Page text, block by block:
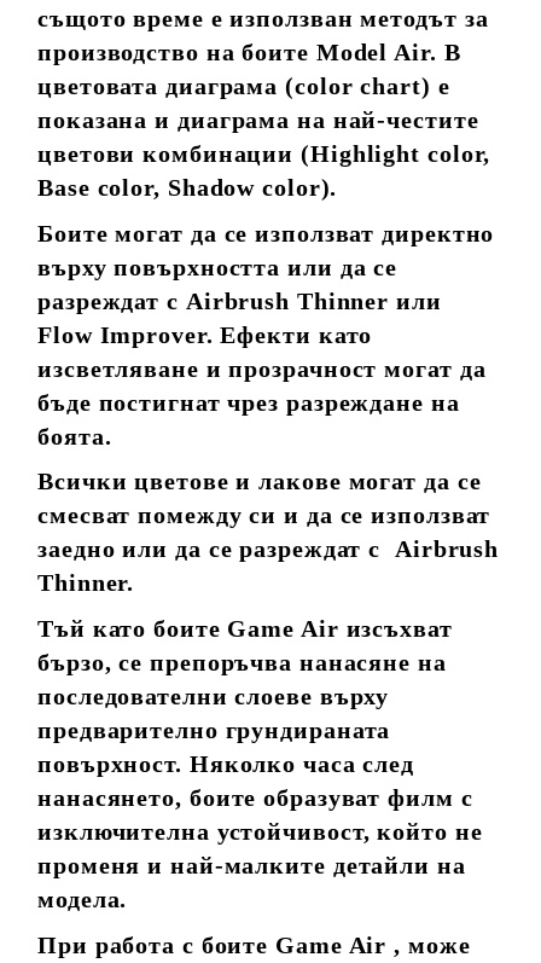
същото време е използван методът за
производство на боите Model Air. В
цветовата диаграма (color chart) е
показана и диаграма на най-честите
цветови комбинации (Highlight color,
Base color, Shadow color).
Боите могат да се използват директно
върху повърхността или да се
разреждат с Airbrush Thinner или
Flow Improver. Ефекти като
изсветляване и прозрачност могат да
бъде постигнат чрез разреждане на
боята.
Всички цветове и лакове могат да се
смесват помежду си и да се използват
заедно или да се разреждат с Airbrush
Thinner.
Тъй като боите Game Air изсъхват
бързо, се препоръчва нанасяне на
последователни слоеве върху
предварително грундираната
повърхност. Няколко часа след
нанасянето, боите образуват филм с
изключителна устойчивост, който не
променя и най-малките детайли на
модела.
При работа с боите Game Air , може